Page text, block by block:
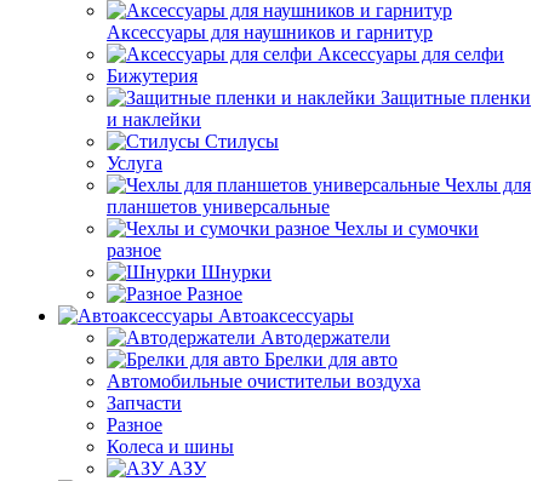
Аксессуары для наушников и гарнитур
Аксессуары для селфи
Бижутерия
Защитные пленки
и наклейки
Стилусы
Услуга
Чехлы для
планшетов универсальные
Чехлы и сумочки
разное
Шнурки
Разное
Автоаксессуары
Автодержатели
Брелки для авто
Автомобильные очистительи воздуха
Запчасти
Разное
Колеса и шины
АЗУ